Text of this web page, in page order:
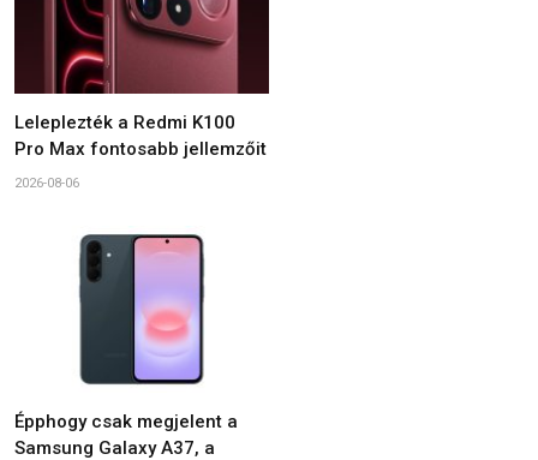
Leleplezték a Redmi K100
Pro Max fontosabb jellemzőit
2026-08-06
Épphogy csak megjelent a
Samsung Galaxy A37, a